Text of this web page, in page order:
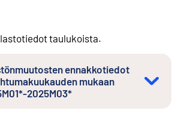
taulukoista.
ennakkotiedot
mukaan
2025M03*